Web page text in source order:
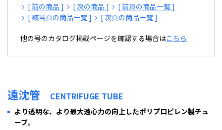
[ 前の商品 ] [ 次の商品 ]
[ 前頁の商品一覧 ]
[ 該当頁の商品一覧 ]
[ 次頁の商品一覧 ]
他の号のカタログ掲載ページを確認する場合はこちら
遠沈管 CENTRIFUGE TUBE
より透明な、より最大遠心力の向上したポリプロピレン製チュ
ーブ。